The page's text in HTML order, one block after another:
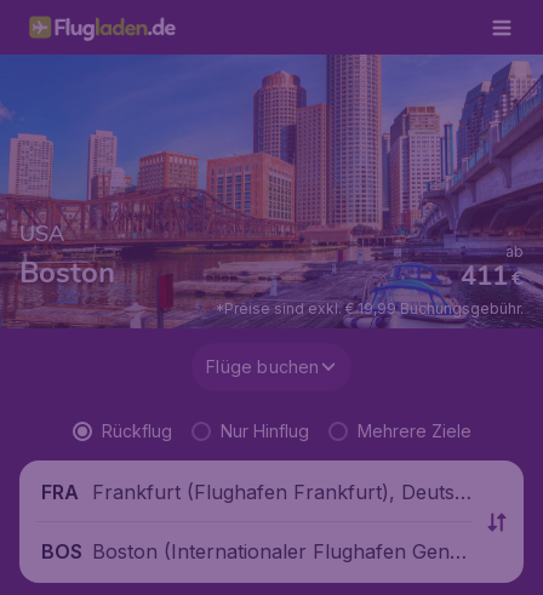
USA
Boston €
411
ab
*Preise sind exkl. € 19,99 Buchungsgebühr.
Flüge buchen
Rückflug Nur Hinflug Mehrere Ziele
FRA
Frankfurt (Flughafen Frankfurt), Deutsc
BOS Boston (Internationaler Flughafen Gener
al Edward Lawrence Logan), Vereinigte S